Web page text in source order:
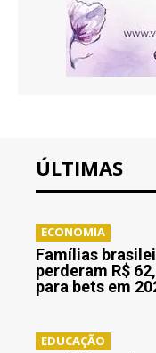
ÚLTIMAS
ECONOMIA
Famílias
perderam R$
para bets em
EDUCAÇÃO